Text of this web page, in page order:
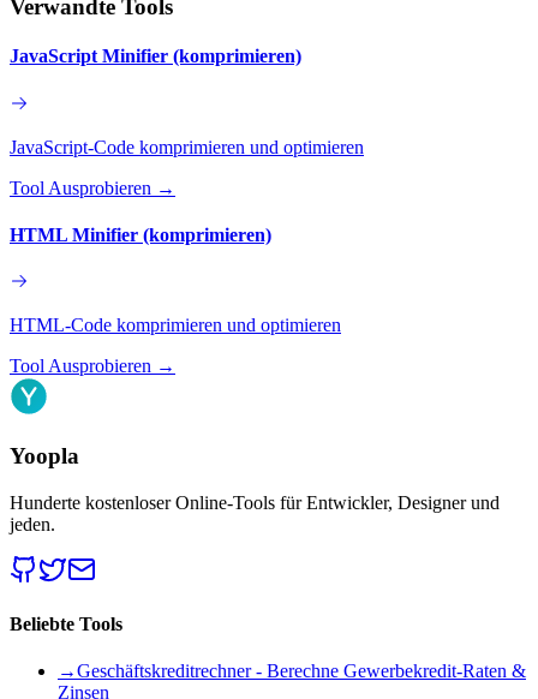
Verwandte Tools
JavaScript Minifier (komprimieren)
JavaScript-Code komprimieren und optimieren
Tool Ausprobieren →
HTML Minifier (komprimieren)
HTML-Code komprimieren und optimieren
Tool Ausprobieren →
Yoopla
Hunderte kostenloser Online-Tools für Entwickler, Designer und
jeden.
Beliebte Tools
→Geschäftskreditrechner - Berechne Gewerbekredit-Raten &
Zinsen